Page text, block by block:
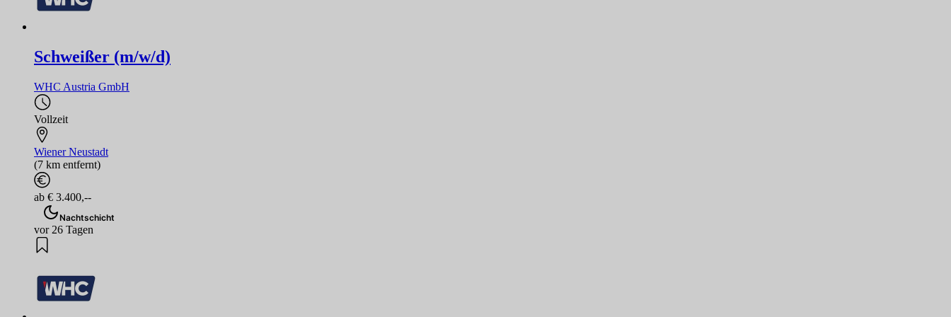
Schweißer (m/w/d)
WHC Austria GmbH
Vollzeit
Wiener Neustadt
(7 km entfernt)
ab € 3.400,--
Nachtschicht
vor 26 Tagen